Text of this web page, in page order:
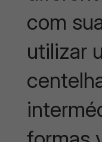
com
utilizar